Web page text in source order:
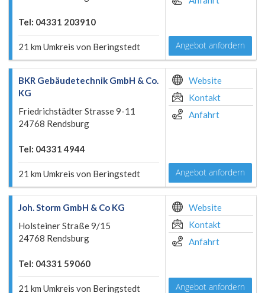
Tel: 04331 203910
21 km Umkreis von Beringstedt Angebot anfordern
BKR Gebäudetechnik GmbH & Co.
KG
Friedrichstädter Strasse 9-11
24768 Rendsburg
Tel: 04331 4944
21 km Umkreis von Beringstedt
Website
Kontakt
Anfahrt
Angebot anfordern
Joh. Storm GmbH & Co KG
Holsteiner Straße 9/15
24768 Rendsburg
Tel: 04331 59060
21 km Umkreis von Beringstedt
Website
Kontakt
Anfahrt
Angebot anfordern